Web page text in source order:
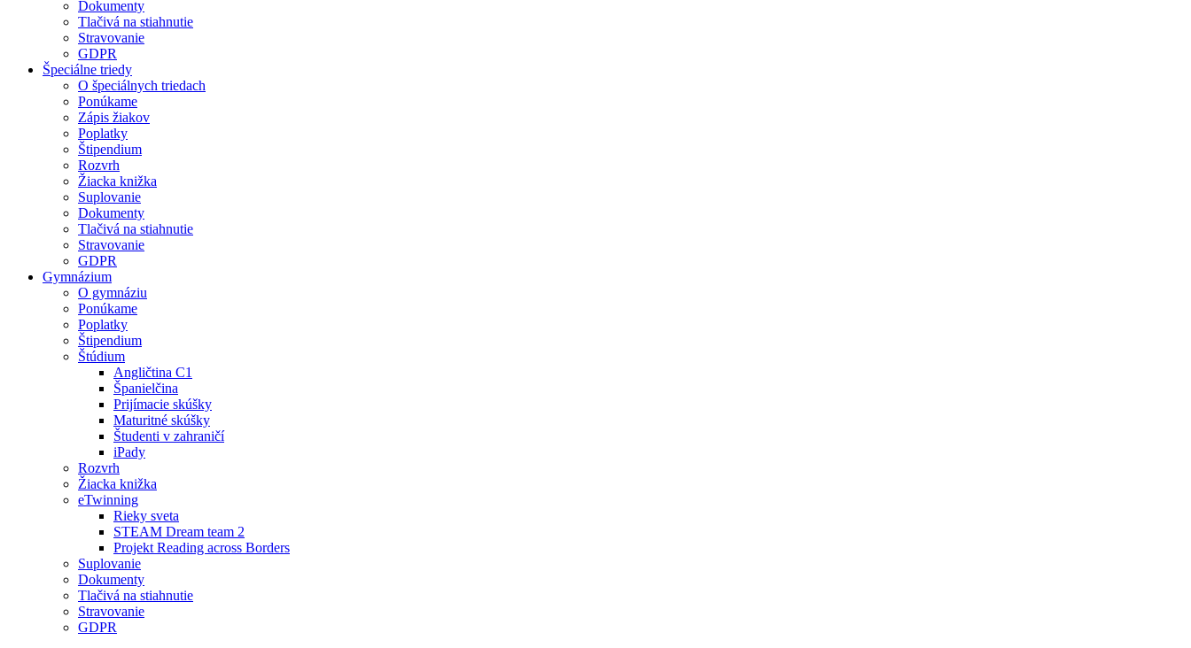
Dokumenty
Tlačivá na stiahnutie
Stravovanie
GDPR
Špeciálne triedy
O špeciálnych triedach
Ponúkame
Zápis žiakov
Poplatky
Štipendium
Rozvrh
Žiacka knižka
Suplovanie
Dokumenty
Tlačivá na stiahnutie
Stravovanie
GDPR
Gymnázium
O gymnáziu
Ponúkame
Poplatky
Štipendium
Štúdium
Angličtina C1
Španielčina
Prijímacie skúšky
Maturitné skúšky
Študenti v zahraničí
iPady
Rozvrh
Žiacka knižka
eTwinning
Rieky sveta
STEAM Dream team 2
Projekt Reading across Borders
Suplovanie
Dokumenty
Tlačivá na stiahnutie
Stravovanie
GDPR